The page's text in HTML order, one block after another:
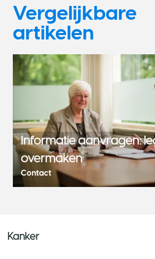
Vergelijkbare
artikelen
Informatie aanvragen:
overmaken
Contact
Kanker